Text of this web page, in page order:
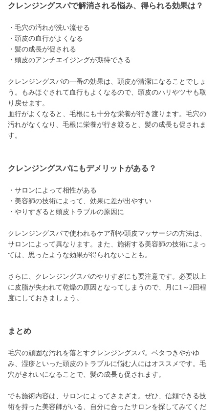
クレンジングスパで解消される悩み、得られる効果は？
・毛穴の汚れが洗い流せる
・頭皮の血行がよくなる
・髪の成長が促される
・頭皮のアンチエイジングが期待できる
クレンジングスパの一番の効果は、頭皮が清潔になることでしょ
う。もみほぐされて血行もよくなるので、頭皮のハリやツヤも取
り戻せます。
血行がよくなると、毛根にも十分な栄養が行き渡ります。毛穴の
汚れがなくなり、毛根に栄養が行き渡ると、髪の成長も促されま
す。
クレンジングスパにもデメリットがある？
・サロンによって相性がある
・美容師の技術によって、効果に差が出やすい
・やりすぎると頭皮トラブルの原因に
クレンジングスパで使われるケア剤や頭皮マッサージの方法は、
サロンによって異なります。また、施術する美容師の技術によっ
ては、思ったような効果が得られないことも。
さらに、クレンジングスパのやりすぎにも要注意です。必要以上
に皮脂が失われて乾燥の原因となってしまうので、月に1～2回程
度にしておきましょう。
まとめ
毛穴の頑固な汚れを落とすクレンジングスパ。ベタつきやかゆ
み、湿疹といった頭皮のトラブルに悩む人にはオススメです。毛
穴がきれいになることで、髪の成長も促されます。
でも施術内容は、サロンによってさまざま。ぜひ、信頼できる技
術を持った美容師がいる、自分に合ったサロンを探してみてくだ